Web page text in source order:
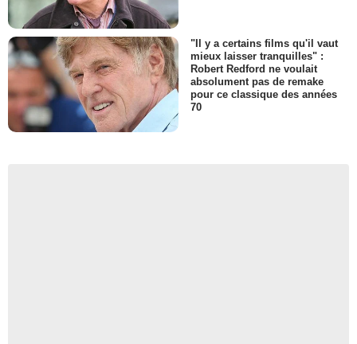
"Il y a certains films qu'il vaut
mieux laisser tranquilles" :
Robert Redford ne voulait
absolument pas de remake
pour ce classique des années
70